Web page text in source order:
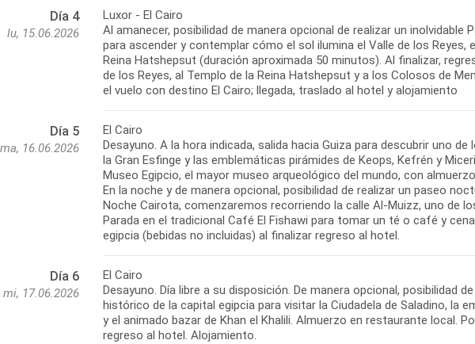
Día 4
lu, 15.06.2026
Luxor - El Cairo
Al amanecer, posibilidad de manera opcional de realizar un inolvidable
para ascender y contemplar cómo el sol ilumina el Valle de los
Reina Hatshepsut (duración aproximada 50 minutos). Al finalizar,
de los Reyes, al Templo de la Reina Hatshepsut y a los Colosos de
el vuelo con destino El Cairo; llegada, traslado al hotel y alojamiento
Día 5
ma, 16.06.2026
El Cairo
Desayuno. A la hora indicada, salida hacia Guiza para descubrir uno
la Gran Esfinge y las emblemáticas pirámides de Keops, Kefrén y
Museo Egipcio, el mayor museo arqueológico del mundo, con
En la noche y de manera opcional, posibilidad de realizar un paseo
Noche Cairota, comenzaremos recorriendo la calle Al-Muizz, uno de
Parada en el tradicional Café El Fishawi para tomar un té o café y
egipcia (bebidas no incluidas) al finalizar regreso al hotel.
Día 6
mi, 17.06.2026
El Cairo
Desayuno. Día libre a su disposición. De manera opcional, posibilidad
histórico de la capital egipcia para visitar la Ciudadela de Saladino, la
y el animado bazar de Khan el Khalili. Almuerzo en restaurante local.
regreso al hotel. Alojamiento.